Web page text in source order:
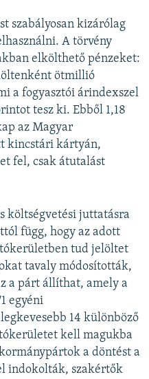
szabályosan kizárólag
A törvény
elkölthető pénzeket:
ötmillió
a fogyasztói árindexszel
tesz ki. Ebből 1,18
az Magyar
kincstári kártyán,
fel, csak átutalást
költségvetési juttatásra
függ, hogy az adott
tud jelöltet
tavaly módosították,
a párt állíthat, amely a
egyéni
14 különböző
kell magukba
a döntést a
indokolták, szakértők